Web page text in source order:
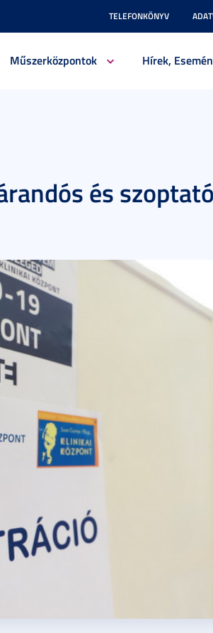
TELEFONKÖNYV
Műszerközpontok Hírek,
és